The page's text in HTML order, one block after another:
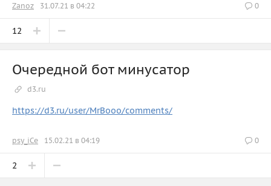
Zanoz 31.07.21 в 04:22 0
12
Очередной бот минусатор
d3.ru
https://d3.ru/user/MrBooo/comments/
psy_iCe 15.02.21 в 04:19 0
2